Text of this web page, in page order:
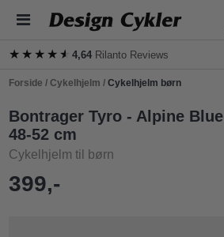
★★★★★
★★★★★4,64 Rilanto Reviews
Forside /Cykelhjelm /Cykelhjelm børn
Bontrager Tyro - Alpine Blue
48-52 cm
Cykelhjelm til børn
399,-